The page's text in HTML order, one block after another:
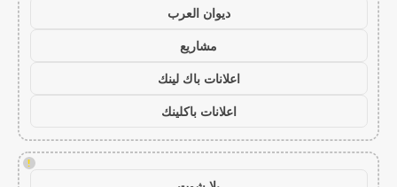
ديوان العرب
مشاريع
اعلانات باك لينك
اعلانات باكلينك
!